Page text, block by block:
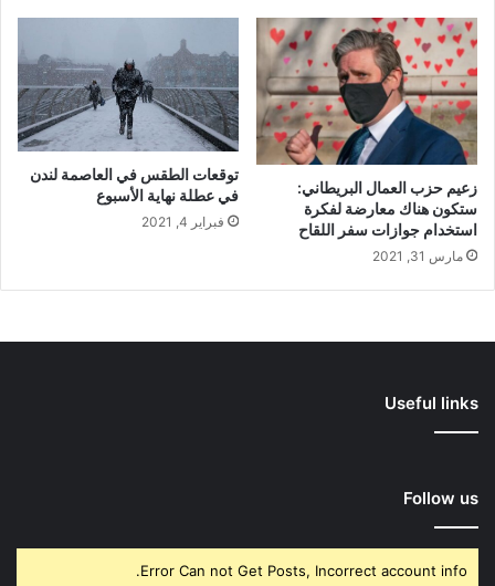
زعيم حزب العمال البريطاني:
ستكون هناك معارضة لفكرة
استخدام جوازات سفر اللقاح
مارس 31, 2021
توقعات الطقس في العاصمة لندن
في عطلة نهاية الأسبوع
فبراير 4, 2021
Useful links
Follow us
Error Can not Get Posts, Incorrect account info.